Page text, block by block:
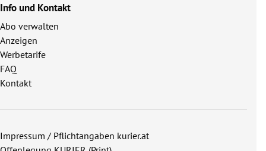
Info und Kontakt
Abo verwalten
Anzeigen
Werbetarife
FAQ
Kontakt
Impressum / Pflichtangaben kurier.at